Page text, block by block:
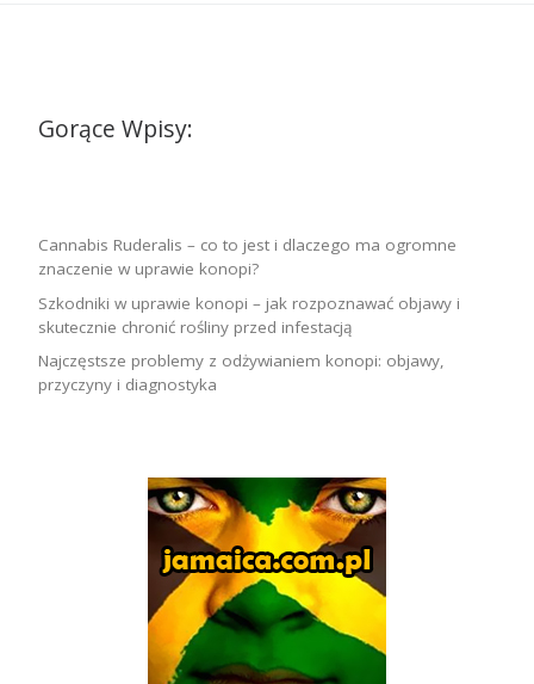
Gorące Wpisy:
Cannabis Ruderalis – co to jest i dlaczego ma ogromne
znaczenie w uprawie konopi?
Szkodniki w uprawie konopi – jak rozpoznawać objawy i
skutecznie chronić rośliny przed infestacją
Najczęstsze problemy z odżywianiem konopi: objawy,
przyczyny i diagnostyka